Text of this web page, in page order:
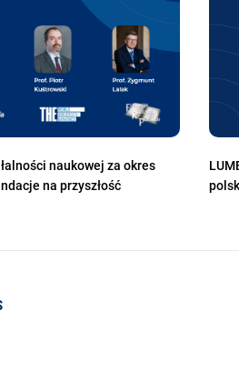
naukowej za okres
na przyszłość